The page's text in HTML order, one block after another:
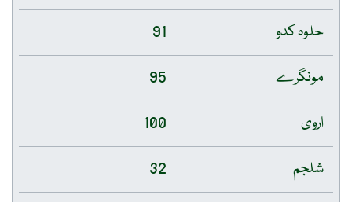
حلوہ کدو
91
مونگرے
95
اروی
100
شلجم
32